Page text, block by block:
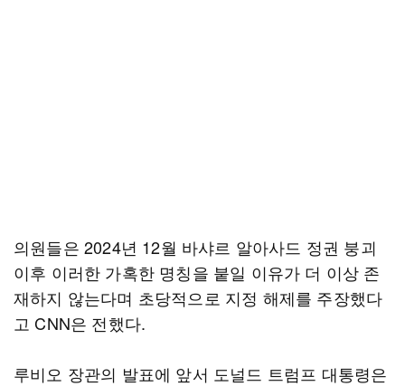
의원들은 2024년 12월 바샤르 알아사드 정권 붕괴
이후 이러한 가혹한 명칭을 붙일 이유가 더 이상 존
재하지 않는다며 초당적으로 지정 해제를 주장했다
고 CNN은 전했다.
루비오 장관의 발표에 앞서 도널드 트럼프 대통령은